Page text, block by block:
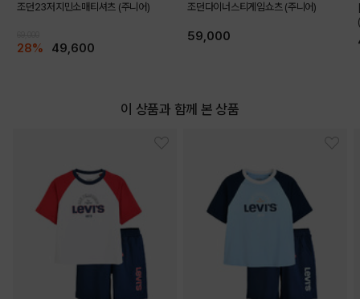
조던23저지민소매티셔츠 (주니어)
28% 49,600
조던다이너스티게임쇼츠 (주니어)
59,000
이 상품과 함께 본 상품